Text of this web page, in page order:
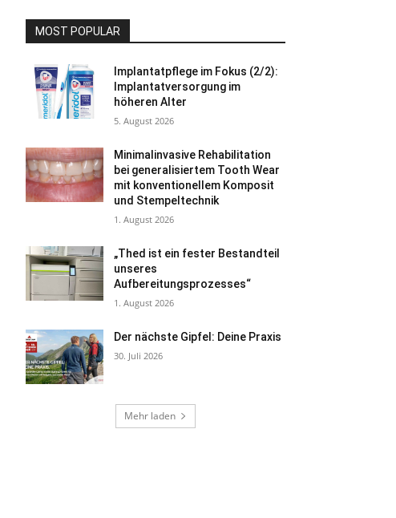
MOST POPULAR
Implantatpflege im Fokus (2/2):
Implantatversorgung im
höheren Alter
5. August 2026
Minimalinvasive Rehabilitation
bei generalisiertem Tooth Wear
mit konventionellem Komposit
und Stempeltechnik
1. August 2026
„Thed ist ein fester Bestandteil
unseres
Aufbereitungsprozesses“
1. August 2026
Der nächste Gipfel: Deine Praxis
30. Juli 2026
Mehr laden